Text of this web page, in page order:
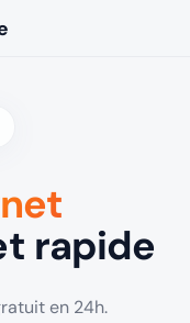
rapide
en 24h.